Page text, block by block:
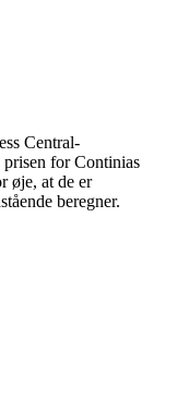
Central-
for Continias
øje, at de er
beregner.